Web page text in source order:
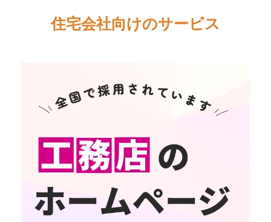
住宅会社向けのサービス